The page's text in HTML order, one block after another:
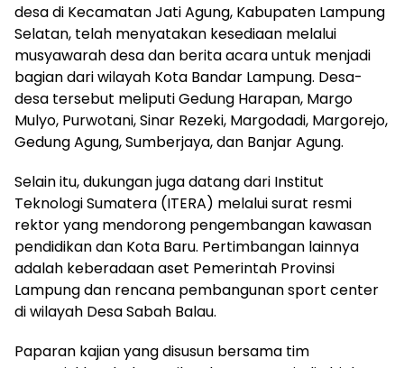
desa di Kecamatan Jati Agung, Kabupaten Lampung
Selatan, telah menyatakan kesediaan melalui
musyawarah desa dan berita acara untuk menjadi
bagian dari wilayah Kota Bandar Lampung. Desa-
desa tersebut meliputi Gedung Harapan, Margo
Mulyo, Purwotani, Sinar Rezeki, Margodadi, Margorejo,
Gedung Agung, Sumberjaya, dan Banjar Agung.
Selain itu, dukungan juga datang dari Institut
Teknologi Sumatera (ITERA) melalui surat resmi
rektor yang mendorong pengembangan kawasan
pendidikan dan Kota Baru. Pertimbangan lainnya
adalah keberadaan aset Pemerintah Provinsi
Lampung dan rencana pembangunan sport center
di wilayah Desa Sabah Balau.
Paparan kajian yang disusun bersama tim